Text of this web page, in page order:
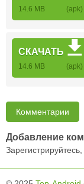
14.6 MB (apk)
СКАЧАТЬ
14.6 MB (apk)
Комментарии
Добавление